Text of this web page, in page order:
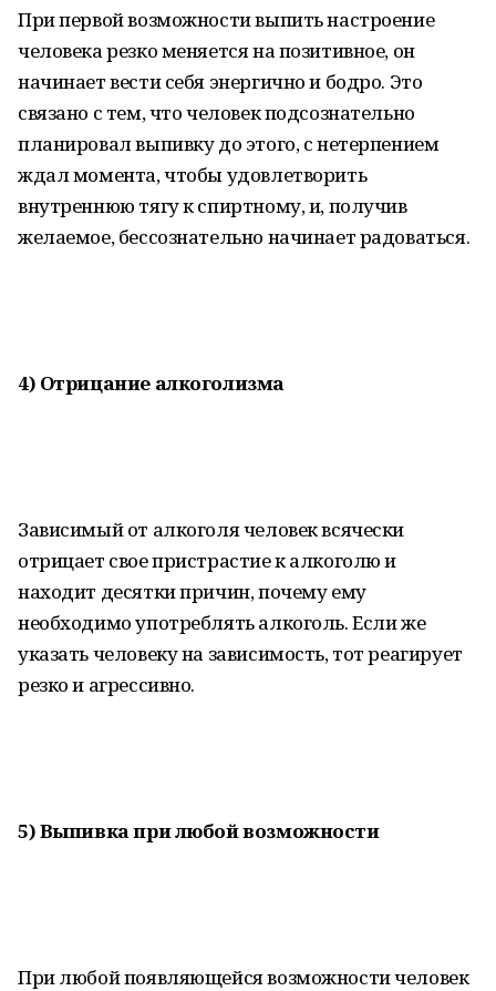
При первой возможности выпить настроение
человека резко меняется на позитивное, он
начинает вести себя энергично и бодро. Это
связано с тем, что человек подсознательно
планировал выпивку до этого, с нетерпением
ждал момента, чтобы удовлетворить
внутреннюю тягу к спиртному, и, получив
желаемое, бессознательно начинает радоваться.
4) Отрицание алкоголизма
Зависимый от алкоголя человек всячески
отрицает свое пристрастие к алкоголю и
находит десятки причин, почему ему
необходимо употреблять алкоголь. Если же
указать человеку на зависимость, тот реагирует
резко и агрессивно.
5) Выпивка при любой возможности
При любой появляющейся возможности человек